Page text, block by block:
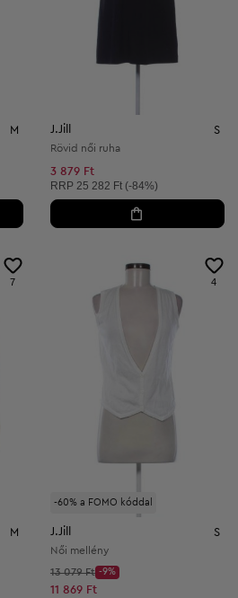
M J.Jill S
Rövid női ruha
3 879 Ft
Ajánlott ár:
RRP 25 282 Ft (-84%)
7
M
-60% a FOMO kóddal
4
J.Jill S
Női mellény
Kezdő ár:
13 079 Ft
Discount Price:
-9%
Csökkentett ár:
11 869 Ft